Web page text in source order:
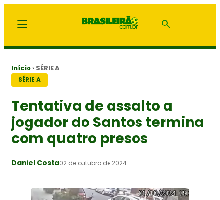
Início › SÉRIE A
SÉRIE A
Tentativa de assalto a
jogador do Santos termina
com quatro presos
Daniel Costa02 de outubro de 2024